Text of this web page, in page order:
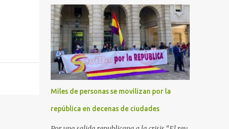
de cárcel de hasta 29 años por diversos
delitos de corrupción a ocho personas,
presuntamente cometidos durante las
ventas de material militar a Arabia Saudita
a través de la empresa pública española
Defex, disuelta. El fiscal Conrado Saiz
describe en su escrito de conclusiones cómo
la empresa pública Defex pagó comisiones
ilegales a diversas autoridades del régimen
Miles de personas se movilizan por la
república en decenas de ciudades